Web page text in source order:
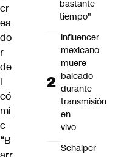
cr
ea
do
r
de
l
có
mi
c
“B
bastante
tiempo"
Influencer
mexicano
muere
baleado
durante
transmisión
en
vivo
Schalper